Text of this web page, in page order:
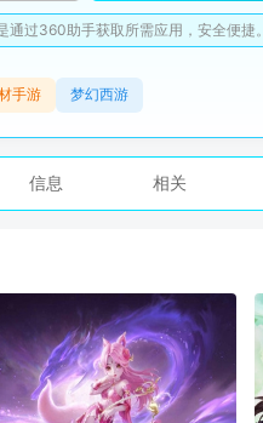
通过360助手获取所需应用，安全便捷。
手游 梦幻西游
信息 相关